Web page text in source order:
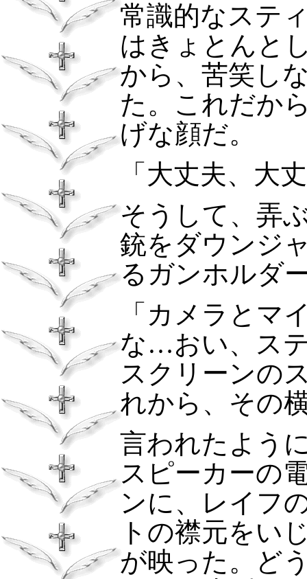
常識的なステ
はきょとんと
から、苦笑し
た。これだか
げな顔だ。
「大丈夫、大
そうして、弄
銃をダウンジ
るガンホルダ
「カメラとマ
な…おい、ス
スクリーンの
れから、その
言われたよう
スピーカーの
ンに、レイフ
トの襟元をい
が映った。ど